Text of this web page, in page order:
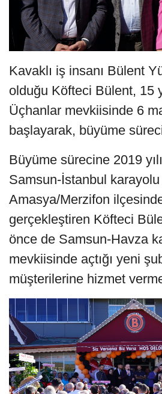
Kavaklı iş insanı Bülent
olduğu Köfteci Bülent, 15
Üçhanlar mevkiisinde 6
başlayarak, büyüme
Büyüme sürecine 2019
Samsun-İstanbul
Amasya/Merzifon ilçesinde
gerçekleştiren Köfteci
önce de Samsun-Havza
mevkiisinde açtığı yeni
müşterilerine hizmet